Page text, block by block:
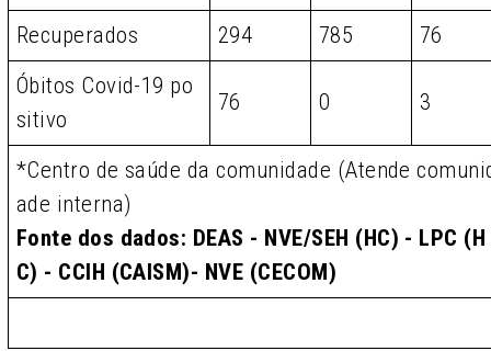
Recuperados 294 785
76
Óbitos Covid-19 po
sitivo
76 0 3
*Centro de saúde da comunidade (Atende
ade interna)
Fonte dos dados: DEAS - NVE/SEH (HC) - LPC (H
C) - CCIH (CAISM)- NVE (CECOM)